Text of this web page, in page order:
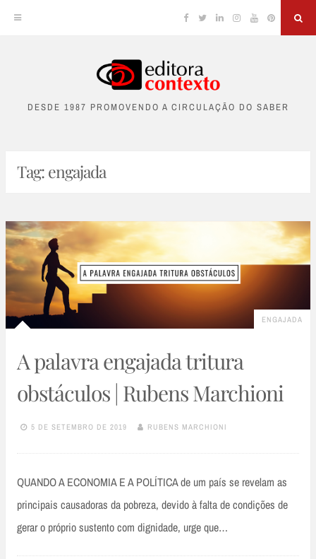
content
Facebook
TwitterLinkedinInstagram
YouTubePinterest
DESDE 1987 PROMOVENDO A CIRCULAÇÃO DO SABER
Tag:engajada
ENGAJADA
A palavra engajada tritura
obstáculos | Rubens Marchioni
5 DE SETEMBRO DE 2019 RUBENS MARCHIONI
QUANDO A ECONOMIA E A POLÍTICA de um país se revelam as
principais causadoras da pobreza, devido à falta de condições de
gerar o próprio sustento com dignidade, urge que…